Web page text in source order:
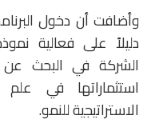
وأضافت أن دخول
دليلاً على فعالية
الشركة في البحث عن
استثماراتها في علم
الاستراتيجية للنمو.